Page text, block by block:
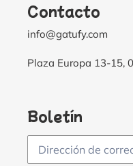
Contacto
info@gatufy.com
Plaza Europa 13-15,
Boletín